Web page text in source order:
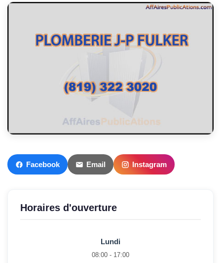
Facebook Email Instagram
Horaires d'ouverture
Lundi
08:00 - 17:00